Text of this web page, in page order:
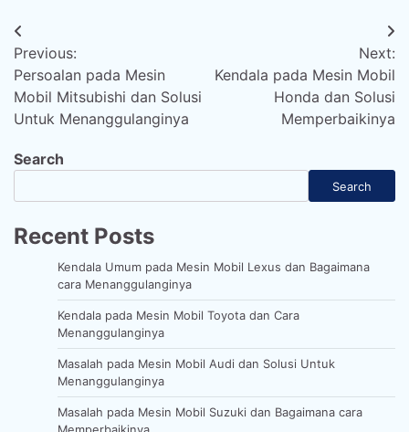
Post
navigation
Previous:
Persoalan pada Mesin
Mobil Mitsubishi dan Solusi
Untuk Menanggulanginya
Next:
Kendala pada Mesin Mobil
Honda dan Solusi
Memperbaikinya
Search
Search
Recent Posts
Kendala Umum pada Mesin Mobil Lexus dan Bagaimana
cara Menanggulanginya
Kendala pada Mesin Mobil Toyota dan Cara
Menanggulanginya
Masalah pada Mesin Mobil Audi dan Solusi Untuk
Menanggulanginya
Masalah pada Mesin Mobil Suzuki dan Bagaimana cara